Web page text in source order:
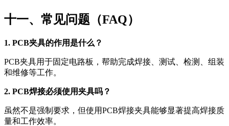
十一、常见问题（FAQ）
1. PCB夹具的作用是什么？
PCB夹具用于固定电路板，帮助完成焊接、测试、检测、组装
和维修等工作。
2. PCB焊接必须使用夹具吗？
虽然不是强制要求，但使用PCB焊接夹具能够显著提高焊接质
量和工作效率。